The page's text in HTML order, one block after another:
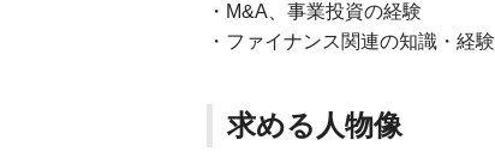
・M&A、事業投資の経験
・ファイナンス関連の知識・経験
求める人物像